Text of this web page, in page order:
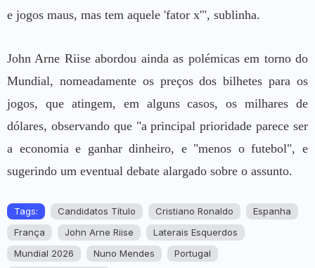
e jogos maus, mas tem aquele 'fator x'", sublinha.
John Arne Riise abordou ainda as polémicas em torno do
Mundial, nomeadamente os preços dos bilhetes para os
jogos, que atingem, em alguns casos, os milhares de
dólares, observando que "a principal prioridade parece ser
a economia e ganhar dinheiro, e "menos o futebol", e
sugerindo um eventual debate alargado sobre o assunto.
Tags: Candidatos Título Cristiano Ronaldo
Espanha
França
John Arne Riise
Laterais Esquerdos
Mundial 2026
Nuno Mendes
Portugal